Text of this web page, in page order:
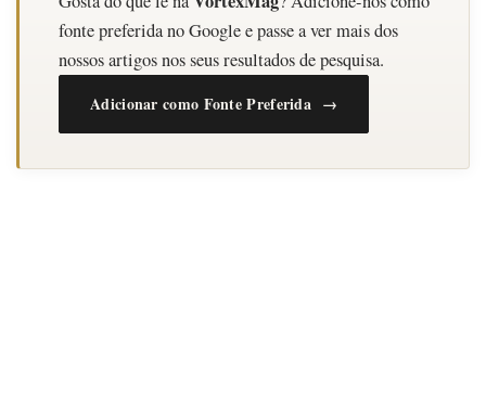
fonte preferida no Google e passe a ver mais dos
nossos artigos nos seus resultados de pesquisa.
Adicionar como Fonte Preferida →